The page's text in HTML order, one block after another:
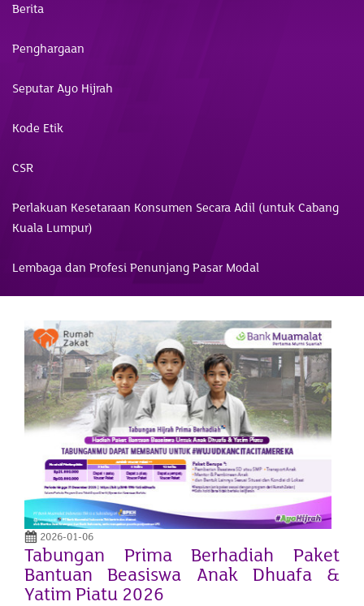
Berita
Penghargaan
Seputar Ayo Hijrah
Kode Etik
CSR
Perlakuan Kesetaraan Konsumen Secara Adil (untuk Cabang
Kuala Lumpur)
Lembaga dan Profesi Penunjang Pasar Modal
2026-01-06
Tabungan Prima Berhadiah Paket
Bantuan Beasiswa Anak Dhuafa &
Yatim Piatu 2026